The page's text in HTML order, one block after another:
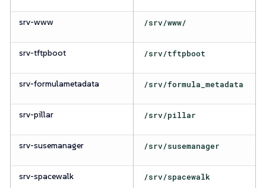
srv-www /srv/www/
srv-tftpboot /srv/tftpboot
srv-formulametadata /srv/formula_metadata
srv-pillar /srv/pillar
srv-susemanager /srv/susemanager
srv-spacewalk /srv/spacewalk